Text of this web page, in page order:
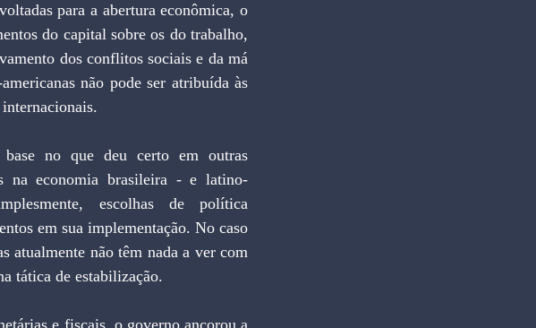
para a abertura econômica, o
do capital sobre os do trabalho,
dos conflitos sociais e da má
não pode ser atribuída às
base no que deu certo em outras
na economia brasileira - e latino-
escolhas de política
em sua implementação. No caso
atualmente não têm nada a ver com
tática de estabilização.
e fiscais, o governo ancorou a